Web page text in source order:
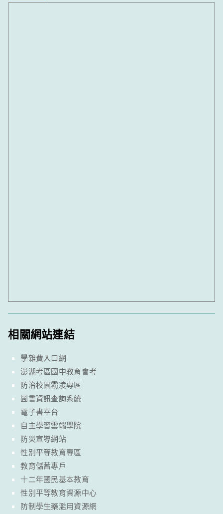
相關網站連結
學雜費入口網
澎湖考區國中教育會考
防治校園霸凌專區
圖書資訊查詢系統
電子書平台
自主學習雲端學院
防災宣導網站
性別平等教育專區
教育儲蓄專戶
十二年國民基本教育
性別平等教育資源中心
防制學生藥濫用資源網